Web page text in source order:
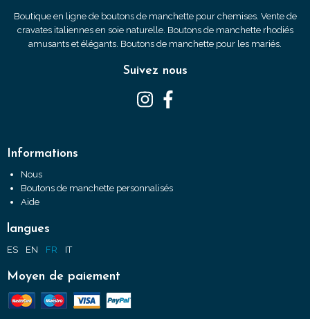
Boutique en ligne de boutons de manchette pour chemises. Vente de
cravates italiennes en soie naturelle. Boutons de manchette rhodiés
amusants et élégants. Boutons de manchette pour les mariés.
Suivez nous
Informations
Nous
Boutons de manchette personnalisés
Aide
langues
ES EN FR IT
Moyen de paiement